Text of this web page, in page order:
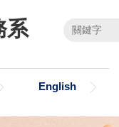
系
English